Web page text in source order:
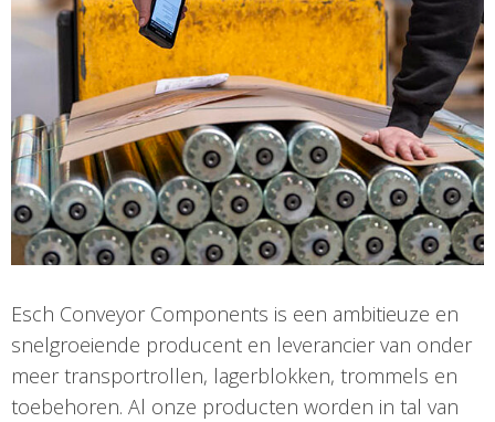
Esch Conveyor Components is een ambitieuze en
snelgroeiende producent en leverancier van onder
meer transportrollen, lagerblokken, trommels en
toebehoren. Al onze producten worden in tal van